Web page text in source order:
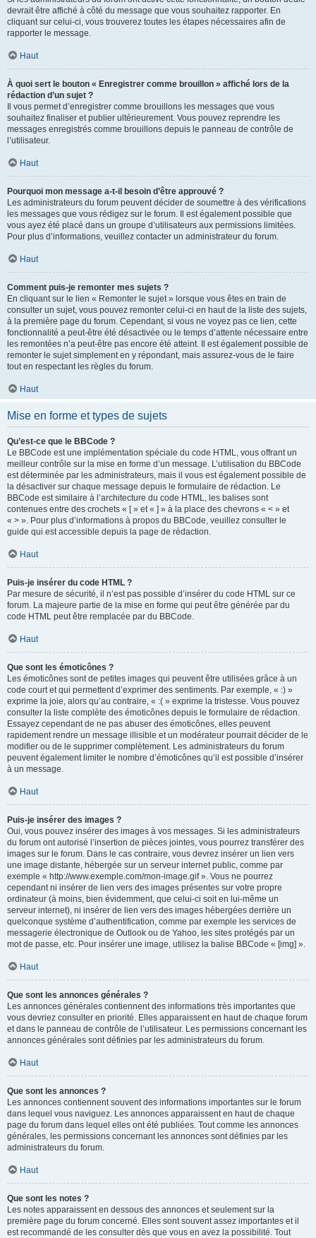
devrait être affiché à côté du message que vous souhaitez rapporter. En
cliquant sur celui-ci, vous trouverez toutes les étapes nécessaires afin de
rapporter le message.
Haut
À quoi sert le bouton « Enregistrer comme brouillon » affiché lors de la
rédaction d’un sujet ?
Il vous permet d’enregistrer comme brouillons les messages que vous
souhaitez finaliser et publier ultérieurement. Vous pouvez reprendre les
messages enregistrés comme brouillons depuis le panneau de contrôle de
l’utilisateur.
Haut
Pourquoi mon message a-t-il besoin d’être approuvé ?
Les administrateurs du forum peuvent décider de soumettre à des vérifications
les messages que vous rédigez sur le forum. Il est également possible que
vous ayez été placé dans un groupe d’utilisateurs aux permissions limitées.
Pour plus d’informations, veuillez contacter un administrateur du forum.
Haut
Comment puis-je remonter mes sujets ?
En cliquant sur le lien « Remonter le sujet » lorsque vous êtes en train de
consulter un sujet, vous pouvez remonter celui-ci en haut de la liste des sujets,
à la première page du forum. Cependant, si vous ne voyez pas ce lien, cette
fonctionnalité a peut-être été désactivée ou le temps d’attente nécessaire entre
les remontées n’a peut-être pas encore été atteint. Il est également possible de
remonter le sujet simplement en y répondant, mais assurez-vous de le faire
tout en respectant les règles du forum.
Haut
Mise en forme et types de sujets
Qu’est-ce que le BBCode ?
Le BBCode est une implémentation spéciale du code HTML, vous offrant un
meilleur contrôle sur la mise en forme d’un message. L’utilisation du BBCode
est déterminée par les administrateurs, mais il vous est également possible de
la désactiver sur chaque message depuis le formulaire de rédaction. Le
BBCode est similaire à l’architecture du code HTML, les balises sont
contenues entre des crochets « [ » et « ] » à la place des chevrons « < » et
« > ». Pour plus d’informations à propos du BBCode, veuillez consulter le
guide qui est accessible depuis la page de rédaction.
Haut
Puis-je insérer du code HTML ?
Par mesure de sécurité, il n’est pas possible d’insérer du code HTML sur ce
forum. La majeure partie de la mise en forme qui peut être générée par du
code HTML peut être remplacée par du BBCode.
Haut
Que sont les émoticônes ?
Les émoticônes sont de petites images qui peuvent être utilisées grâce à un
code court et qui permettent d’exprimer des sentiments. Par exemple, « :) »
exprime la joie, alors qu’au contraire, « :( » exprime la tristesse. Vous pouvez
consulter la liste complète des émoticônes depuis le formulaire de rédaction.
Essayez cependant de ne pas abuser des émoticônes, elles peuvent
rapidement rendre un message illisible et un modérateur pourrait décider de le
modifier ou de le supprimer complètement. Les administrateurs du forum
peuvent également limiter le nombre d’émoticônes qu’il est possible d’insérer
à un message.
Haut
Puis-je insérer des images ?
Oui, vous pouvez insérer des images à vos messages. Si les administrateurs
du forum ont autorisé l’insertion de pièces jointes, vous pourrez transférer des
images sur le forum. Dans le cas contraire, vous devrez insérer un lien vers
une image distante, hébergée sur un serveur internet public, comme par
exemple « http://www.exemple.com/mon-image.gif ». Vous ne pourrez
cependant ni insérer de lien vers des images présentes sur votre propre
ordinateur (à moins, bien évidemment, que celui-ci soit en lui-même un
serveur internet), ni insérer de lien vers des images hébergées derrière un
quelconque système d’authentification, comme par exemple les services de
messagerie électronique de Outlook ou de Yahoo, les sites protégés par un
mot de passe, etc. Pour insérer une image, utilisez la balise BBCode « [img] ».
Haut
Que sont les annonces générales ?
Les annonces générales contiennent des informations très importantes que
vous devriez consulter en priorité. Elles apparaissent en haut de chaque forum
et dans le panneau de contrôle de l’utilisateur. Les permissions concernant les
annonces générales sont définies par les administrateurs du forum.
Haut
Que sont les annonces ?
Les annonces contiennent souvent des informations importantes sur le forum
dans lequel vous naviguez. Les annonces apparaissent en haut de chaque
page du forum dans lequel elles ont été publiées. Tout comme les annonces
générales, les permissions concernant les annonces sont définies par les
administrateurs du forum.
Haut
Que sont les notes ?
Les notes apparaissent en dessous des annonces et seulement sur la
première page du forum concerné. Elles sont souvent assez importantes et il
est recommandé de les consulter dès que vous en avez la possibilité. Tout